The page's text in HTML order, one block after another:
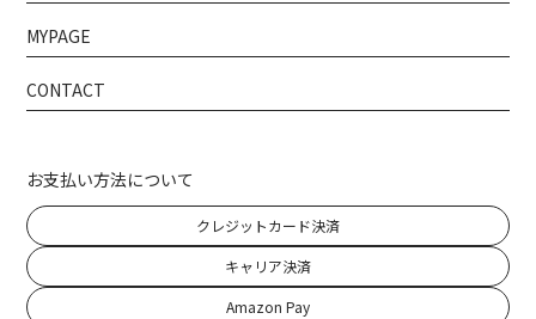
MYPAGE
CONTACT
お支払い方法について
クレジットカード決済
キャリア決済
Amazon Pay